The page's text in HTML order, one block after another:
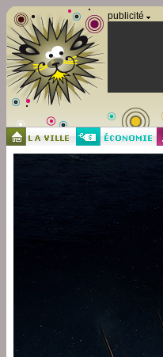
publicité
Panneau de gestion des cookies